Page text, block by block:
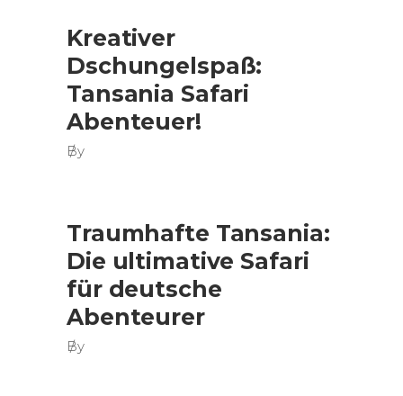
Kreativer
Dschungelspaß:
Tansania Safari
Abenteuer!
By
Traumhafte Tansania:
Die ultimative Safari
für deutsche
Abenteurer
By